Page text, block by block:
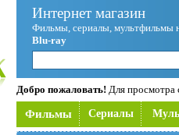
Интернет магазин
Фильмы, сериалы, мультфильмы
Blu-ray
Добро пожаловать! Для просмотра
Фильмы Сериалы